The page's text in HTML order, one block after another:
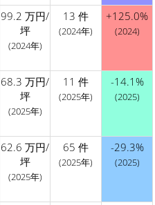
99.2 万円/
坪
(2024年)
13 件
(2024年)
+125.0%
(2024)
68.3 万円/
坪
(2025年)
11 件
(2025年)
-14.1%
(2025)
62.6 万円/
坪
(2025年)
65 件
(2025年)
-29.3%
(2025)